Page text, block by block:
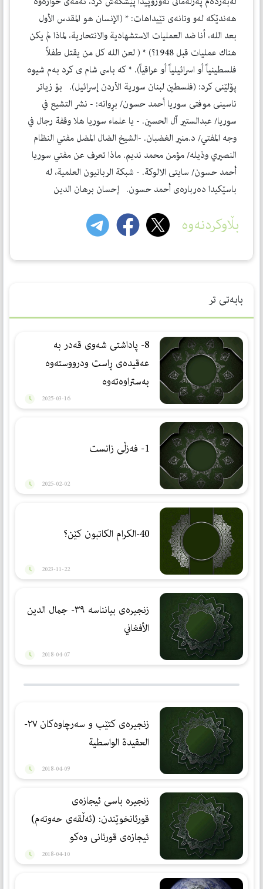
هه‌ندێكه‌ له‌و وتانه‌ى تێيداهات: * (الإنسان هو المقدس الأول
بعد الله، أنا ضد العمليات الاستشهادية والانتحارية، لماذا لم يكن
هناك عمليات قبل 1948؟) * ( لعن الله كل من يقتل طفلاً
فلسطينياً أو اسرائيلياً أو عراقياً). * كه‌ باسى شام ى كرد به‌م شيوه‌
پۆلێنى كرد: (فلسطين لبنان سورية الأردن إسرائيل). بۆ زياتر
ناسينى موفتى سوريا أحمد حسون/ بڕوانه‌: - نشر التشيع في
سوريا/ عبدالستير آل الحسين. - يا علماء سوريا هلا وقفة رجال في
وجه المفتي/ د.منير الغضبان. -الشيخ الضال المضل مفتي النظام
النصيري وذيله/ مؤمن محمد نديم. ماذا تعرف عن مفتي سوريا
أحمد حسون/ سايتى الالوكة. - شبكة الربانيون العلمية، له‌
باسێكيدا ده‌رباره‌ى أحمد حسون. إحسان برهان الدين
بڵاوکردنەوە
بابەتی تر
8- پاداشتی شەوی قەدر بە
عەقیدەی ڕاست ودرووستەوە
بەستراوەتەوە
2025-03-16
1- فەزڵی زانست
2025-02-02
40-الكرام الكاتبون كێن؟
2023-11-22
زنجیرەی بیانناسە ٣٩- جمال الدین
الأفغاني
2018-04-07
زنجیرەی کتێب و سەرچاوەکان ٢٧-
العقيدة الواسطية
2018-04-09
زنجیره‌ باسی ئیجازه‌ی
قورئانخوێندن: (ئه‌ڵقه‌ی حه‌وته‌م)
ئیجازه‌ی قورئانی وه‌كو
2018-04-10